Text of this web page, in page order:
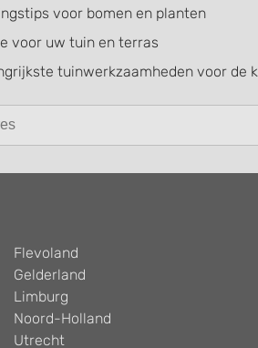
voor bomen en planten
voor uw tuin en terras
tuinwerkzaamheden voor de
Flevoland
Gelderland
Limburg
Noord-Holland
Utrecht